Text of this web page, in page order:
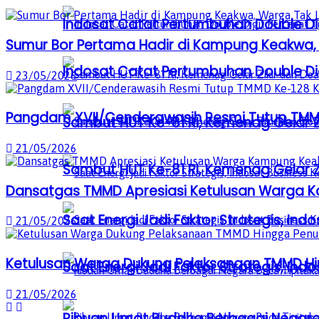
Indosat Catat Pertumbuhan Double
Sambut HUT Ke-81 RI, Kemenag
Saat Energi Jadi Faktor Strategis,
Indosat Catat Pertumbuhan Double
Sambut HUT Ke-81 RI, Kemenag
Saat Energi Jadi Faktor Strategis,
Sumur Bor Pertama Hadir di Kampung
23/05/2026
Pangdam XVII/Cenderawasih Resmi Tutup
21/05/2026
Dansatgas TMMD Apresiasi Ketulusan Warga
21/05/2026
Ketulusan Warga Dukung Pelaksanaan TMMD
21/05/2026